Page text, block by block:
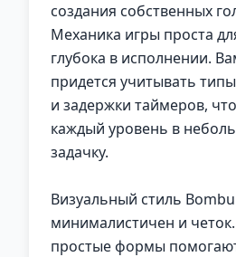
создания собственных
Механика игры проста
глубока в исполнении.
придется учитывать
и задержки таймеров,
каждый уровень в
задачку.
Визуальный стиль
минималистичен и
простые формы